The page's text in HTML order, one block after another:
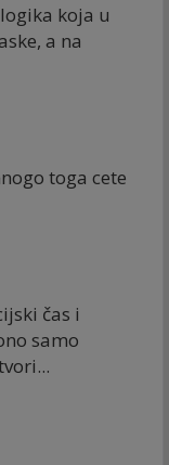
koja u
a na
toga cete
čas i
samo